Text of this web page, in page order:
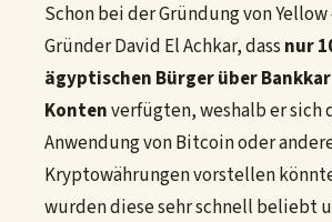
Schon bei der Gründung von
Gründer David El Achkar, dass nur
ägyptischen Bürger über
Kontenverfügten, weshalb er sich
Anwendung von Bitcoin oder
Kryptowährungen vorstellen
wurden diese sehr schnell beliebt